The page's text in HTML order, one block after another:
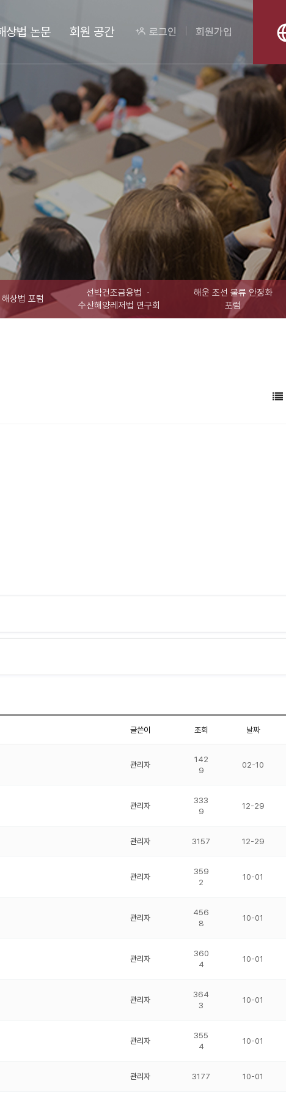
상법 논문 회원 공간 로그인 회원가입
상법 포럼
선박건조금융법 ㆍ
수산해양레저법 연구회
해운 조선 물류 안정화
포럼
글쓴이 조회 날짜
관리자
142
9
02-10
관리자
333
9
12-29
관리자 3157 12-29
관리자
359
2
10-01
관리자
456
8
10-01
관리자
360
4
10-01
관리자
364
3
10-01
관리자
355
4
10-01
관리자 3177 10-01